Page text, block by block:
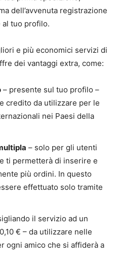
dell’avvenuta registrazione
al tuo profilo.
e più economici servizi di
dei vantaggi extra, come:
– presente sul tuo profilo –
credito da utilizzare per le
nei Paesi della
– solo per gli utenti
ti permetterà di inserire e
più ordini. In questo
effettuato solo tramite
il servizio ad un
€ – da utilizzare nelle
ogni amico che si affiderà a